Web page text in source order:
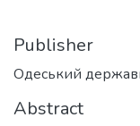
Publisher
Одеський
Abstract